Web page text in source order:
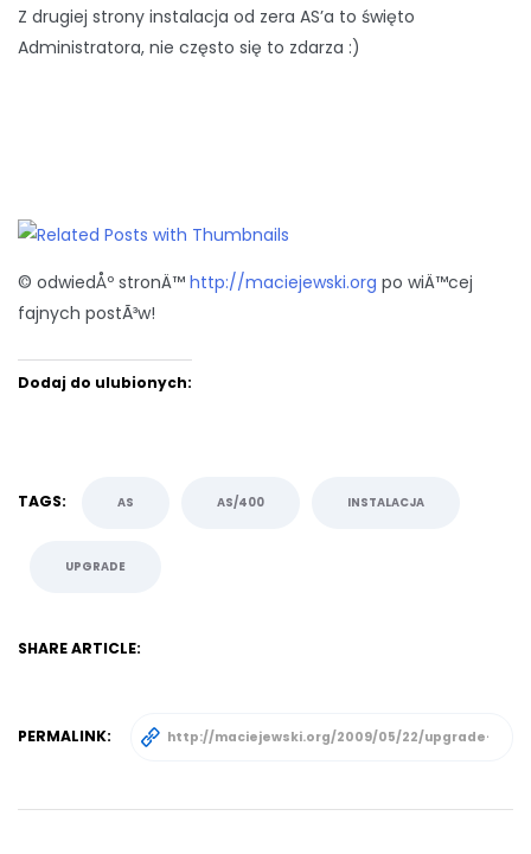
Z drugiej strony instalacja od zera AS’a to święto
Administratora, nie często się to zdarza :)
© odwiedÅº stronÄ™ http://maciejewski.org po wiÄ™cej
fajnych postÃ³w!
Dodaj do ulubionych:
TAGS: AS AS/400 INSTALACJA
UPGRADE
SHARE ARTICLE:
PERMALINK: